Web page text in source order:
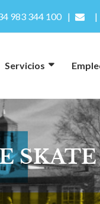
983 344 100
Servicios
SKATE